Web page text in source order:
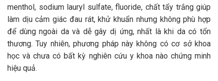
menthol, sodium lauryl sulfate, fluoride, chất tẩy trắng giúp
làm dịu cảm giác đau rát, khử khuẩn nhưng không phù hợp
để dùng ngoài da và dễ gây dị ứng, nhất là khi da có tổn
thương. Tuy nhiên, phương pháp này không có cơ sở khoa
học và chưa có bất kỳ nghiên cứu y khoa nào chứng minh
hiệu quả.